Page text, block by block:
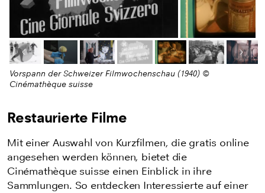
Letztes Bild
Vorspann der Schweizer Filmwochenschau (1940) ©
Cinémathèque suisse
Restaurierte Filme
Mit einer Auswahl von Kurzfilmen, die gratis online
angesehen werden können, bietet die
Cinémathèque suisse einen Einblick in ihre
Sammlungen. So entdecken Interessierte auf einer